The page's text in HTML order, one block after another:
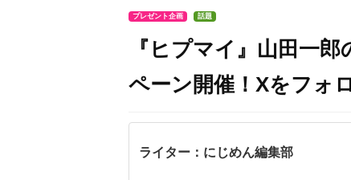
プレゼント企画 話題
『ヒプマイ』山田一
ペーン開催！Xをフォ
ライター：にじめん編集部